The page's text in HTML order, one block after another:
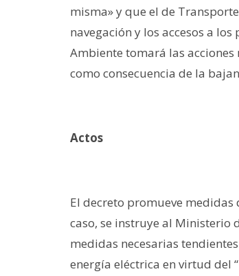
misma» y que el de
navegación y los accesos a
Ambiente tomará las
como consecuencia de la
Actos
El decreto promueve medidas
caso, se instruye al Ministerio
medidas necesarias
energía eléctrica en virtud del